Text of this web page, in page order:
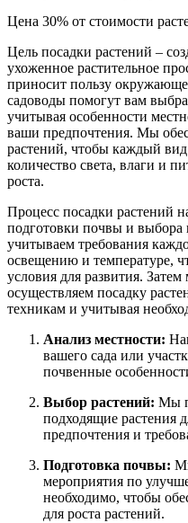
Цена 30% от стоимости
Цель посадки растений –
ухоженное растительное
приносит пользу
садоводы помогут вам
учитывая особенности
ваши предпочтения. Мы
растений, чтобы каждый
количество света, влаги и
роста.
Процесс посадки растений
подготовки почвы и
учитываем требования
освещению и температуре,
условия для развития.
осуществляем посадку
техникам и учитывая
Анализ местности:
вашего сада или
почвенные
Выбор растений: Мы
подходящие растения
предпочтения и
Подготовка почвы:
мероприятия по
необходимо, чтобы
для роста растений.